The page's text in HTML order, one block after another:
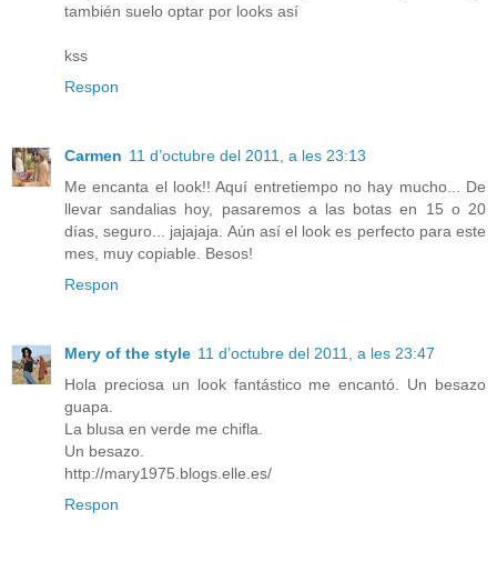
también suelo optar por looks así
kss
Respon
Carmen 11 d’octubre del 2011, a les 23:13
Me encanta el look!! Aquí entretiempo no hay mucho... De
llevar sandalias hoy, pasaremos a las botas en 15 o 20
días, seguro... jajajaja. Aún así el look es perfecto para este
mes, muy copiable. Besos!
Respon
Mery of the style 11 d’octubre del 2011, a les 23:47
Hola preciosa un look fantástico me encantó. Un besazo
guapa.
La blusa en verde me chifla.
Un besazo.
http://mary1975.blogs.elle.es/
Respon